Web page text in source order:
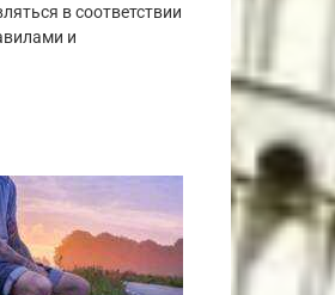
в соответствии
и